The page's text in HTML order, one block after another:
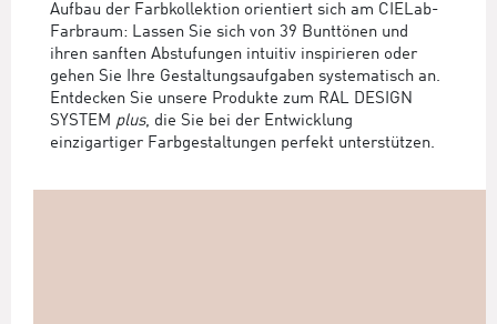
Aufbau der Farbkollektion orientiert sich am CIELab-
Farbraum: Lassen Sie sich von 39 Bunttönen und
ihren sanften Abstufungen intuitiv inspirieren oder
gehen Sie Ihre Gestaltungsaufgaben systematisch an.
Entdecken Sie unsere Produkte zum RAL DESIGN
SYSTEM plus, die Sie bei der Entwicklung
einzigartiger Farbgestaltungen perfekt unterstützen.